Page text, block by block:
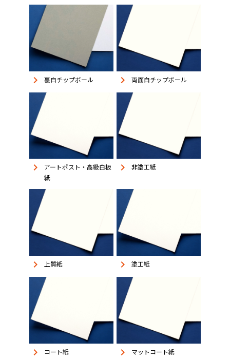
keyboard_arrow_right 裏白チップボール keyboard_arrow_right 両面白チップボール
keyboard_arrow_right
アートポスト・高級白板
紙
keyboard_arrow_right 非塗工紙
keyboard_arrow_right 上質紙 keyboard_arrow_right 塗工紙
keyboard_arrow_right コート紙 keyboard_arrow_right マットコート紙